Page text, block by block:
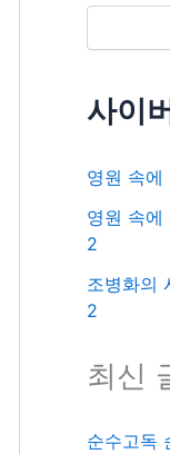
사이
영원 속에
영원 속에
2
조병화의
2
최신
순수고독